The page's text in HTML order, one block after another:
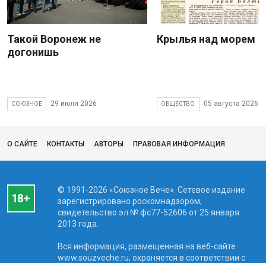
Такой Воронеж не
догонишь
СОЮЗНОЕ 29 июля 2026
Крылья над морем
ОБЩЕСТВО 05 августа 2026
О САЙТЕ КОНТАКТЫ АВТОРЫ ПРАВОВАЯ ИНФОРМАЦИЯ
© 1991-2026 «Союзное Вече». Сетевое издание
зарегистрировано роскомнадзором,
свидетельство эл № фc77-52606 от 25 января
2013 года.
Вся информация, размещенная на веб-сайте
www.souzveche.ru, охраняется в соответствии с